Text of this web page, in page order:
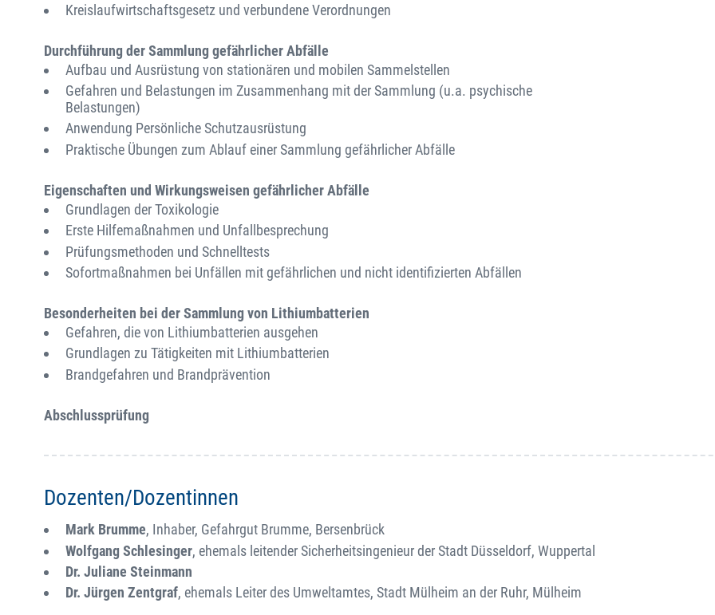
Kreislaufwirtschaftsgesetz und verbundene Verordnungen
Durchführung der Sammlung gefährlicher Abfälle
Aufbau und Ausrüstung von stationären und mobilen Sammelstellen
Gefahren und Belastungen im Zusammenhang mit der Sammlung (u.a. psychische
Belastungen)
Anwendung Persönliche Schutzausrüstung
Praktische Übungen zum Ablauf einer Sammlung gefährlicher Abfälle
Eigenschaften und Wirkungsweisen gefährlicher Abfälle
Grundlagen der Toxikologie
Erste Hilfemaßnahmen und Unfallbesprechung
Prüfungsmethoden und Schnelltests
Sofortmaßnahmen bei Unfällen mit gefährlichen und nicht identifizierten Abfällen
Besonderheiten bei der Sammlung von Lithiumbatterien
Gefahren, die von Lithiumbatterien ausgehen
Grundlagen zu Tätigkeiten mit Lithiumbatterien
Brandgefahren und Brandprävention
Abschlussprüfung
Dozenten/Dozentinnen
Mark Brumme, Inhaber, Gefahrgut Brumme, Bersenbrück
Wolfgang Schlesinger, ehemals leitender Sicherheitsingenieur der Stadt Düsseldorf, Wuppertal
Dr. Juliane Steinmann
Dr. Jürgen Zentgraf, ehemals Leiter des Umweltamtes, Stadt Mülheim an der Ruhr, Mülheim